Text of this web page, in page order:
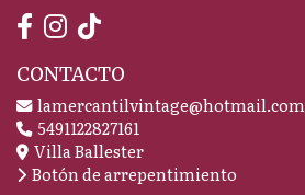
CONTACTO
lamercantilvintage@hotmail.com
5491122827161
Villa Ballester
Botón de arrepentimiento